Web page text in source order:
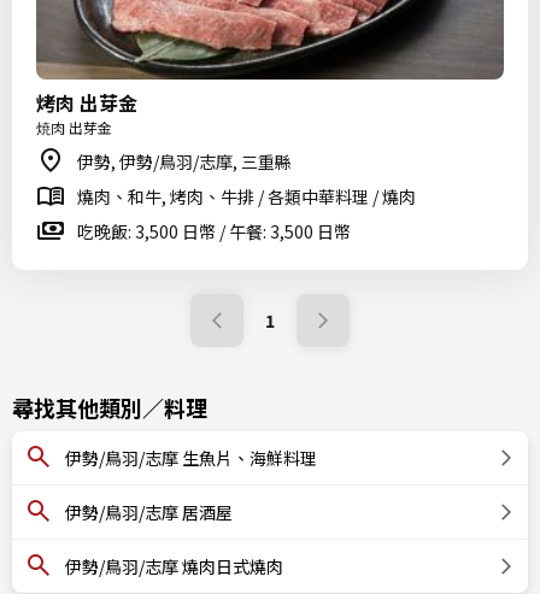
烤肉 出芽金
焼肉 出芽金
伊勢, 伊勢/鳥羽/志摩, 三重縣
燒肉、和牛, 烤肉、牛排 / 各類中華料理 / 燒肉
吃晚飯: 3,500 日幣 / 午餐: 3,500 日幣
1
尋找其他類別／料理
伊勢/鳥羽/志摩 生魚片、海鮮料理
伊勢/鳥羽/志摩 居酒屋
伊勢/鳥羽/志摩 燒肉日式燒肉